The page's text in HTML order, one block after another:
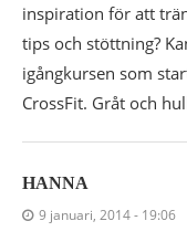
inspiration för att
tips och stöttning?
igångkursen som
CrossFit. Gråt och
HANNA
9 januari, 2014 - 19:06